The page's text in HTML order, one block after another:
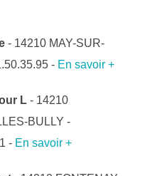
- 14210 MAY-SUR-
- En savoir +
L- 14210
BULLY -
- En savoir +